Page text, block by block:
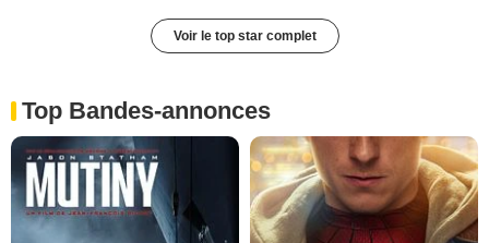
Voir le top star complet
Top Bandes-annonces